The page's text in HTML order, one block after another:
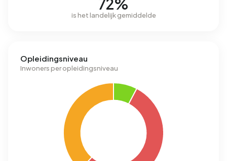
72%
is het landelijk gemiddelde
Opleidingsniveau
Inwoners per opleidingsniveau